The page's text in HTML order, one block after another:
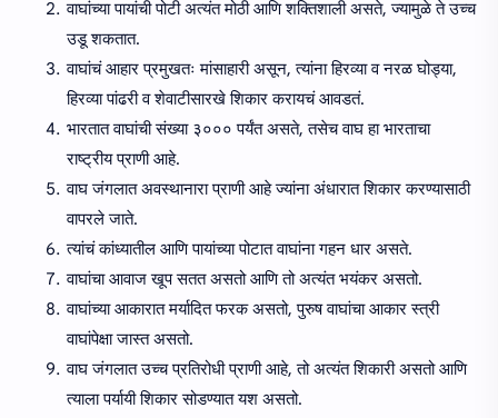
वाघांच्या पायांची पोटी अत्यंत मोठी आणि शक्तिशाली असते, ज्यामुळे ते उच्च
उडू शकतात.
वाघांचं आहार प्रमुखतः मांसाहारी असून, त्यांना हिरव्या व नरळ घोड्या,
हिरव्या पांढरी व शेवाटीसारखे शिकार करायचं आवडतं.
भारतात वाघांची संख्या ३००० पर्यंत असते, तसेच वाघ हा भारताचा
राष्ट्रीय प्राणी आहे.
वाघ जंगलात अवस्थानारा प्राणी आहे ज्यांना अंधारात शिकार करण्यासाठी
वापरले जाते.
त्यांचं कांध्यातील आणि पायांच्या पोटात वाघांना गहन धार असते.
वाघांचा आवाज खूप सतत असतो आणि तो अत्यंत भयंकर असतो.
वाघांच्या आकारात मर्यादित फरक असतो, पुरुष वाघांचा आकार स्त्री
वाघांपेक्षा जास्त असतो.
वाघ जंगलात उच्च प्रतिरोधी प्राणी आहे, तो अत्यंत शिकारी असतो आणि
त्याला पर्यायी शिकार सोडण्यात यश असतो.